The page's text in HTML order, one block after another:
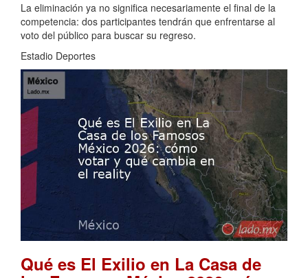
La eliminación ya no significa necesariamente el final de la
competencia: dos participantes tendrán que enfrentarse al
voto del público para buscar su regreso.
Estadio Deportes
Qué es El Exilio en La Casa de